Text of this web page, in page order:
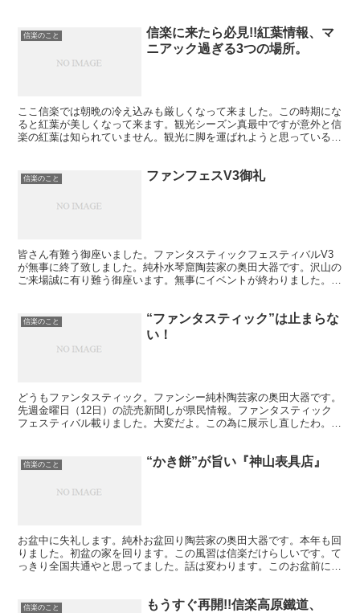
信楽のこと
信楽に来たら必見!!紅葉情報、マ
ニアック過ぎる3つの場所。
ここ信楽では朝晩の冷え込みも厳しくなって来ました。この時期にな
ると紅葉が美しくなって来ます。観光シーズン真最中ですが意外と信
楽の紅葉は知られていません。観光に脚を運ばれようと思っている方
信楽のこと ファンフェスV3御礼
皆さん有難う御座いました。ファンタスティックフェスティバルV3
が無事に終了致しました。純朴水琴窟陶芸家の奥田大器です。沢山の
ご来場誠に有り難う御座います。無事にイベントが終わりました。本
信楽のこと
“ファンタスティック”は止まらな
い！
どうもファンタスティック。ファンシー純朴陶芸家の奥田大器です。
先週金曜日（12日）の読売新聞しが県民情報。ファンタスティック
フェスティバル載りました。大変だよ。この為に展示し直したわ。前
信楽のこと “かき餅”が旨い『神山表具店』
お盆中に失礼します。純朴お盆回り陶芸家の奥田大器です。本年も回
りました。初盆の家を回ります。この風習は信楽だけらしいです。て
っきり全国共通やと思ってました。話は変わります。このお盆前に表
信楽のこと
もうすぐ再開!!信楽高原鐵道、